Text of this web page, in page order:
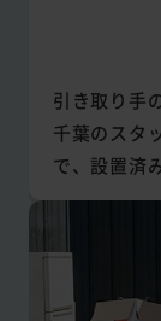
引き取り手
千葉のスタ
で、設置済